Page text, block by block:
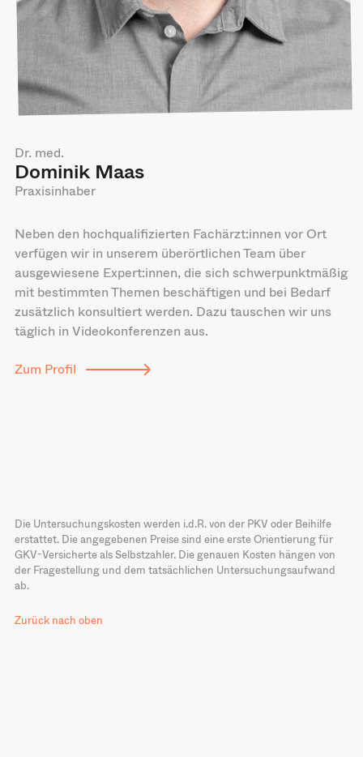
Dr. med.
Dominik Maas
Praxisinhaber
Neben den hochqualifizierten Fachärzt:innen vor Ort
verfügen wir in unserem überörtlichen Team über
ausgewiesene Expert:innen, die sich schwerpunktmäßig
mit bestimmten Themen beschäftigen und bei Bedarf
zusätzlich konsultiert werden. Dazu tauschen wir uns
täglich in Videokonferenzen aus.
Zum Profil
Die Untersuchungskosten werden i.d.R. von der PKV oder Beihilfe
erstattet. Die angegebenen Preise sind eine erste Orientierung für
GKV-Versicherte als Selbstzahler. Die genauen Kosten hängen von
der Fragestellung und dem tatsächlichen Untersuchungsaufwand
ab.
Zurück nach oben